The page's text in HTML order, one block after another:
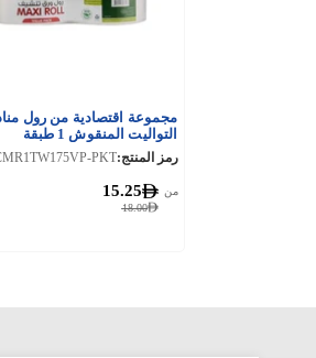
مجموعة اقتصادية من رول
التواليت المنقوش 1 طبقة
رمز المنتج:PKT
18.00
من 15.25